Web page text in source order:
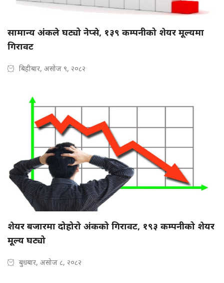
सामान्य अंकले घट्यो नेप्से, १३९ कम्पनीको शेयर मूल्यमा
गिरावट
बिहीबार, असोज ९, २०८२
शेयर बजारमा दोहोरो अंकको गिरावट, १९३ कम्पनीको शेयर
मूल्य घट्यो
बुधबार, असोज ८, २०८२